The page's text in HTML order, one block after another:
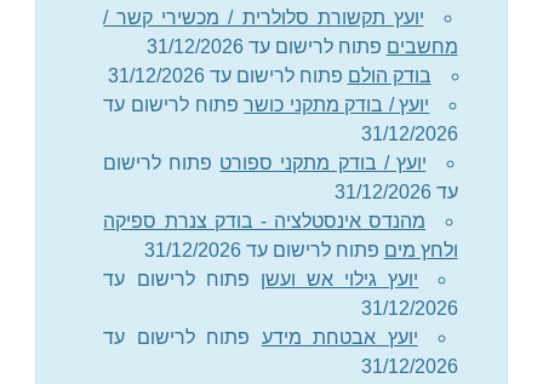
יועץ תקשורת סלולרית / מכשירי קשר /
מחשבים פתוח לרישום עד 31/12/2026
בודק הולם פתוח לרישום עד 31/12/2026
יועץ / בודק מתקני כושרפתוח לרישום עד
31/12/2026
יועץ / בודק מתקני ספורט פתוח לרישום
עד 31/12/2026
מהנדס אינסטלציה - בודק צנרת ספיקה
ולחץ מים פתוח לרישום עד 31/12/2026
יועץ גילוי אש ועשן פתוח לרישום עד
31/12/2026
יועץ אבטחת מידע פתוח לרישום עד
31/12/2026